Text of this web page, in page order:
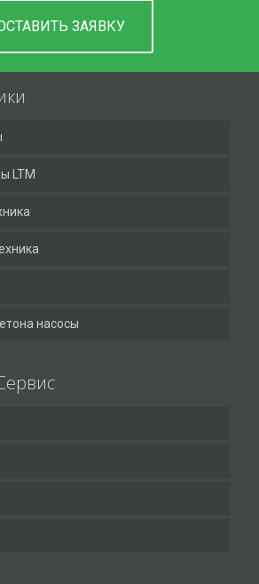
ЗАЯВКУ
LTM
насосы